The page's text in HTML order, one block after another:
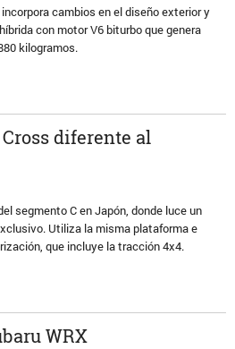
cambios en el diseño exterior y
con motor V6 biturbo que genera
kilogramos.
diferente al
segmento C en Japón, donde luce un
Utiliza la misma plataforma e
que incluye la tracción 4x4.
WRX